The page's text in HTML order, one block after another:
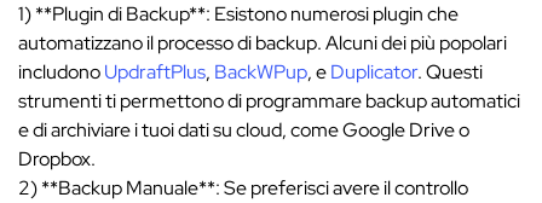
1) **Plugin di Backup**: Esistono numerosi plugin che
automatizzano il processo di backup. Alcuni dei più popolari
includonoUpdraftPlus, BackWPup, eDuplicator. Questi
strumenti ti permettono di programmare backup automatici
e di archiviare i tuoi dati su cloud, come Google Drive o
Dropbox.
2) **Backup Manuale**: Se preferisci avere il controllo